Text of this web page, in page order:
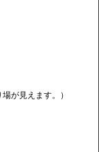
が見えます。）